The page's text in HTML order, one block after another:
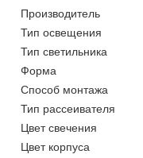
Производитель
Тип освещения
Тип светильника
Форма
Способ монтажа
Тип рассеивателя
Цвет свечения
Цвет корпуса